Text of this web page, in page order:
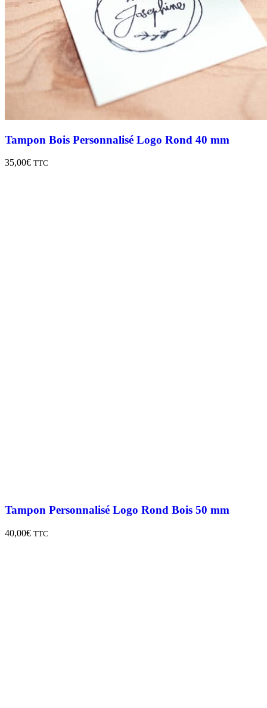
Tampon Bois Personnalisé Logo Rond 40 mm
35,00€ TTC
Tampon Personnalisé Logo Rond Bois 50 mm
40,00€ TTC